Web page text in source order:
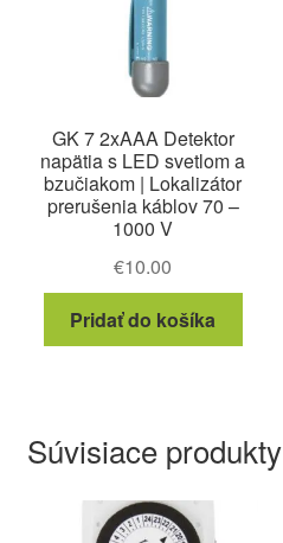
GK 7 2xAAA Detektor
napätia s LED svetlom a
bzučiakom | Lokalizátor
prerušenia káblov 70 –
1000 V
€10.00
Pridať do košíka
Súvisiace produkty